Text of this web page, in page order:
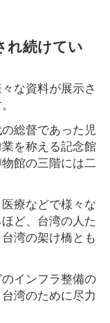
れ続けてい
な資料が展示さ
総督であった児
を称える記念館
館の三階には二
療などで様々な
ど、台湾の人た
湾の架け橋とも
インフラ整備の
湾のために尽力